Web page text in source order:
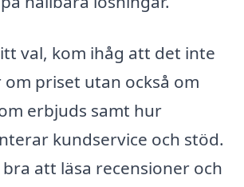
val, kom ihåg att det inte
priset utan också om
erbjuds samt hur
kundservice och stöd.
att läsa recensioner och